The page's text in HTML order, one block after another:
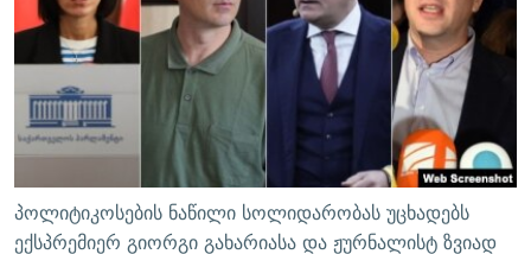
ᲛᲝᲚᲐᲞᲐᲠᲐᲙᲔ ᲢᲔᲥᲡᲢᲔᲑᲘ
ᲨᲘᲜ - ᲣᲪᲮᲝᲔᲗᲨᲘ
ᲚᲘᲢᲔᲠᲐᲢᲣᲠᲣᲚᲘ ᲬᲐᲮᲜᲐᲒᲔᲑᲘ
ᲐᲛᲔᲠᲘᲙᲣᲚᲘ ᲛᲝᲗᲮᲠᲝᲑᲐ
ᲘᲛᲞᲔᲠᲘᲐ ᲓᲐ ᲠᲐᲓᲘᲝ
ᲩᲔᲛᲘ ᲡᲘᲙᲕᲓᲘᲚᲘᲡ ᲛᲘᲖᲔᲖᲘᲐ COVID-19
11 ᲬᲔᲚᲘ - 11 ᲐᲛᲑᲐᲕᲘ
ᲡᲐᲞᲐᲠᲚᲐᲛᲔᲜᲢᲝ ᲐᲠᲩᲔᲕᲜᲔᲑᲘᲡ ᲘᲡᲢᲝᲠᲘᲐ
ᲑᲐᲕᲨᲕᲔᲑᲘ ᲞᲠᲝᲡᲢᲘᲢᲣᲪᲘᲐᲨᲘ - ᲐᲛᲝᲣᲗᲥᲛᲔᲚᲘ ᲐᲛᲑᲐᲕᲘ
5 ᲐᲛᲑᲐᲕᲘ - 20 ᲘᲕᲜᲘᲡᲡ ᲓᲐᲨᲐᲕᲔᲑᲣᲚᲔᲑᲘ
ᲐᲒᲕᲘᲡᲢᲝᲡ ᲝᲛᲘ
ᲒᲐᲛᲝᲘᲬᲔᲠᲔ
რთე/რთ-ის ყველა საიტი
პოლიტიკოსების ნაწილი სოლიდარობას უცხადებს
ექსპრემიერ გიორგი გახარიასა და ჟურნალისტ ზვიად